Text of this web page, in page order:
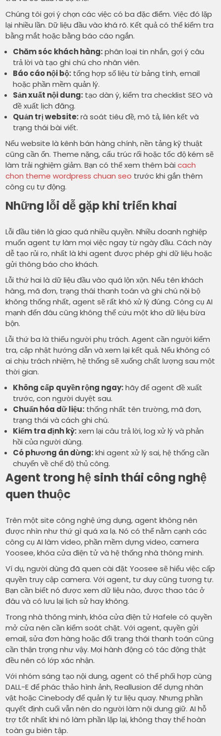
Chúng tôi gợi ý chọn các việc có ba đặc điểm. Việc đó lặp
lại nhiều lần. Dữ liệu đầu vào khá rõ. Kết quả có thể kiểm tra
bằng mắt hoặc bằng báo cáo ngắn.
Chăm sóc khách hàng:phân loại tin nhắn, gợi ý câu
trả lời và tạo ghi chú cho nhân viên.
Báo cáo nội bộ: tổng hợp số liệu từ bảng tính, email
hoặc phần mềm quản lý.
Sản xuất nội dung: tạo dàn ý, kiểm tra checklist SEO và
đề xuất lịch đăng.
Quản trị website:rà soát tiêu đề, mô tả, liên kết và
trạng thái bài viết.
Nếu website là kênh bán hàng chính, nền tảng kỹ thuật
cũng cần ổn. Theme nặng, cấu trúc rối hoặc tốc độ kém sẽ
làm trải nghiệm giảm. Bạn có thể xem thêm bàicach
chon theme wordpress chuan seo trước khi gắn thêm
công cụ tự động.
Những lỗi dễ gặp khi triển khai
Lỗi đầu tiên là giao quá nhiều quyền. Nhiều doanh nghiệp
muốn agent tự làm mọi việc ngay từ ngày đầu. Cách này
dễ tạo rủi ro, nhất là khi agent được phép ghi dữ liệu hoặc
gửi thông báo cho khách.
Lỗi thứ hai là dữ liệu đầu vào quá lộn xộn. Nếu tên khách
hàng, mã đơn, trạng thái thanh toán và ghi chú nội bộ
không thống nhất, agent sẽ rất khó xử lý đúng. Công cụ AI
mạnh đến đâu cũng không thể cứu một kho dữ liệu bừa
bộn.
Lỗi thứ ba là thiếu người phụ trách. Agent cần người kiểm
tra, cập nhật hướng dẫn và xem lại kết quả. Nếu không có
ai chịu trách nhiệm, hệ thống sẽ xuống chất lượng sau một
thời gian.
Không cấp quyền rộng ngay:hãy để agent đề xuất
trước, con người duyệt sau.
Chuẩn hóa dữ liệu: thống nhất tên trường, mã đơn,
trạng thái và cách ghi chú.
Kiểm tra định kỳ:xem lại câu trả lời, log xử lý và phản
hồi của người dùng.
Có phương án dừng:khi agent xử lý sai, hệ thống cần
chuyển về chế độ thủ công.
Agent trong hệ sinh thái công nghệ
quen thuộc
Trên một site công nghệ ứng dụng, agent không nên
được nhìn như thứ gì quá xa lạ. Nó có thể nằm cạnh các
công cụ AI làm video, phần mềm dựng video, camera
Yoosee, khóa cửa điện tử và hệ thống nhà thông minh.
Ví dụ, người dùng đã quen cài đặt Yoosee sẽ hiểu việc cấp
quyền truy cập camera. Với agent, tư duy cũng tương tự.
Bạn cần biết nó được xem dữ liệu nào, được thao tác ở
đâu và có lưu lại lịch sử hay không.
Trong nhà thông minh, khóa cửa điện tử Hafele có quyền
mở cửa nên cần kiểm soát chặt. Với agent, quyền gửi
email, sửa đơn hàng hoặc đổi trạng thái thanh toán cũng
cần thận trọng như vậy. Mọi hành động có tác động thật
đều nên có lớp xác nhận.
Với nhóm sáng tạo nội dung, agent có thể phối hợp cùng
DALL-E để phác thảo hình ảnh, Reallusion để dựng nhân
vật hoặc Cinebody để quản lý tư liệu quay. Nhưng phần
quyết định cuối vẫn nên do người làm nội dung giữ. AI hỗ
trợ tốt nhất khi nó làm phần lặp lại, không thay thế hoàn
toàn gu biên tập.